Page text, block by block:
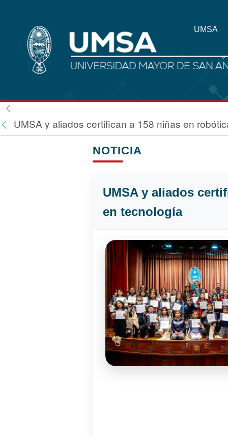
UMSA
UMSA y aliados certifican a 158 niñas en
NOTICIA
UMSA y aliados
en tecnología